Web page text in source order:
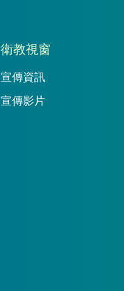
衛教視窗
宣傳資訊
宣傳影片